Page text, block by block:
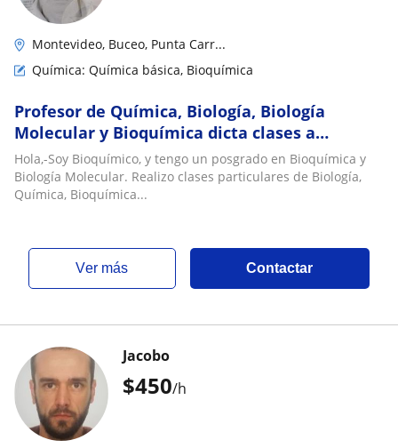
Montevideo, Buceo, Punta Carr...
Química: Química básica, Bioquímica
Profesor de Química, Biología, Biología
Molecular y Bioquímica dicta clases a
alumnos de secundaria y universidad
(QcayBiol1eraño
Hola,-Soy Bioquímico, y tengo un posgrado en Bioquímica y
Biología Molecular. Realizo clases particulares de Biología,
Química, Bioquímica...
ver más Contactar
$450/h
Jacobo